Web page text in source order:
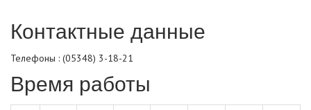
Контактные данные
Телефоны : (05348) 3-18-21
Время работы